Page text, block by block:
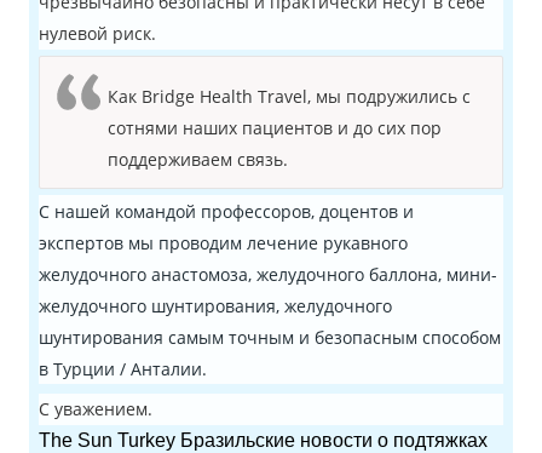
нулевой риск.
Как Bridge Health Travel, мы подружились с
сотнями наших пациентов и до сих пор
поддерживаем связь.
С нашей командой профессоров, доцентов и
экспертов мы проводим лечение рукавного
желудочного анастомоза, желудочного баллона, мини-
желудочного шунтирования, желудочного
шунтирования самым точным и безопасным способом
в Турции / Анталии.
С уважением.
The Sun Turkey Бразильские новости о подтяжках